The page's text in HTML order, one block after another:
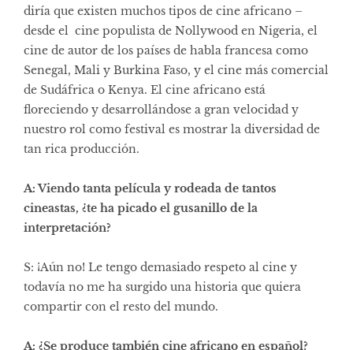
diría que existen muchos tipos de cine africano –
desde el cine populista de Nollywood en Nigeria, el
cine de autor de los países de habla francesa como
Senegal, Mali y Burkina Faso, y el cine más comercial
de Sudáfrica o Kenya. El cine africano está
floreciendo y desarrollándose a gran velocidad y
nuestro rol como festival es mostrar la diversidad de
tan rica producción.
A: Viendo tanta película y rodeada de tantos
cineastas, ¿te ha picado el gusanillo de la
interpretación?
S: ¡Aún no! Le tengo demasiado respeto al cine y
todavía no me ha surgido una historia que quiera
compartir con el resto del mundo.
A: ¿Se produce también cine africano en español?